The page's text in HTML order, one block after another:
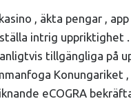
, äkta pengar ,
intrig uppriktighet
tillgängliga på
Konungariket
eCOGRA